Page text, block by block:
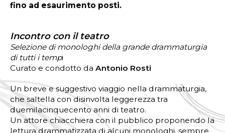
fino ad esaurimento posti.
Incontro con il teatro
Selezione di monologhi della grande drammaturgia
di tutti i tempi
Curato e condotto da Antonio Rosti
Un breve e suggestivo viaggio nella drammaturgia,
che saltella con disinvolta leggerezza tra
duemilacinquecento anni di teatro.
Un attore chiacchiera con il pubblico proponendo la
lettura drammatizzata di alcuni monologhi, sempre